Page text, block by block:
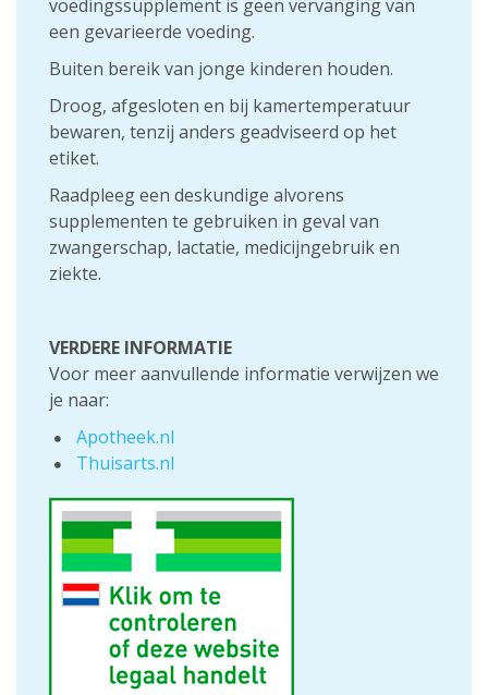
voedingssupplement is geen vervanging van
een gevarieerde voeding.
Buiten bereik van jonge kinderen houden.
Droog, afgesloten en bij kamertemperatuur
bewaren, tenzij anders geadviseerd op het
etiket.
Raadpleeg een deskundige alvorens
supplementen te gebruiken in geval van
zwangerschap, lactatie, medicijngebruik en
ziekte.
VERDERE INFORMATIE
Voor meer aanvullende informatie verwijzen we
je naar:
Apotheek.nl
Thuisarts.nl